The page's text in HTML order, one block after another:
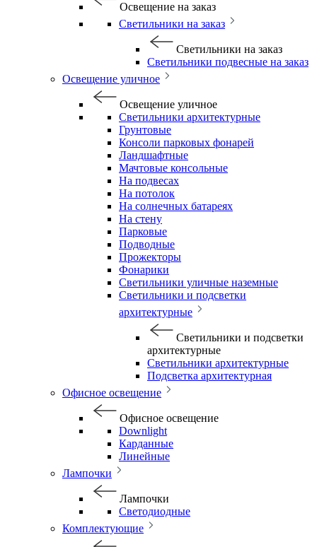
Освещение на заказ
Светильники на заказ
Светильники на заказ
Светильники подвесные на заказ
Освещение уличное
Освещение уличное
Светильники архитектурные
Грунтовые
Консоли парковых фонарей
Ландшафтные
Мачтовые консольные
На подвесах
На потолок
На солнечных батареях
На стену
Парковые
Подводные
Прожекторы
Фонарики
Светильники уличные наземные
Светильники и подсветки
архитектурные
Светильники и подсветки
архитектурные
Светильники архитектурные
Подсветка архитектурная
Офисное освещение
Офисное освещение
Downlight
Карданные
Линейные
Лампочки
Лампочки
Светодиодные
Комплектующие